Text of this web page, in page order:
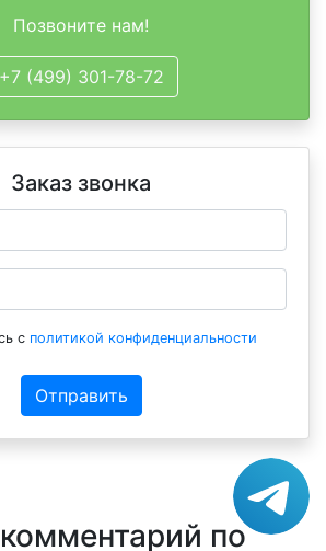
Позвоните нам!
+7 (499) 301-78-72
Заказ звонка
с политикой конфиденциальности
Отправить
по